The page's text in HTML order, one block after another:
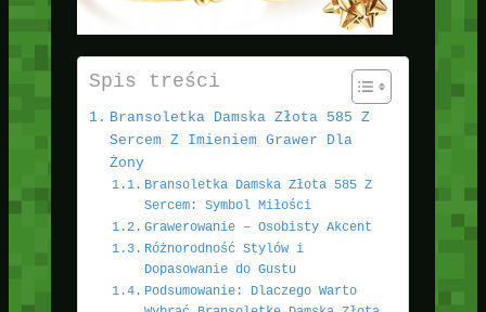
Spis treści
Bransoletka Damska Złota 585 Z
Sercem Z Imieniem Grawer Dla
Żony
Bransoletka Damska Złota 585 Z
Sercem: Symbol Miłości
Grawerowanie – Osobisty Akcent
Różnorodność Stylów i
Dopasowanie do Gustu
Podsumowanie: Dlaczego Warto